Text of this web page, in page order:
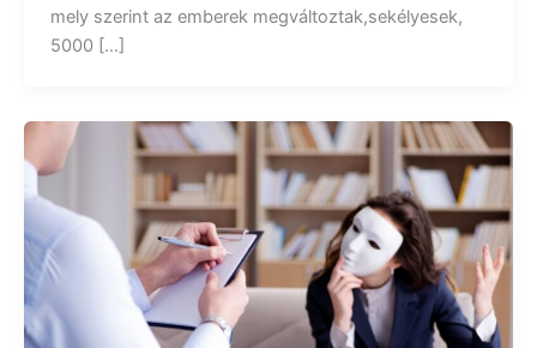
mely szerint az emberek megváltoztak,sekélyesek,
5000 […]